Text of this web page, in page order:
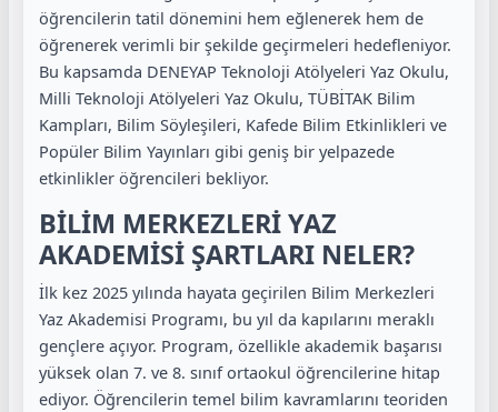
öğrencilerin tatil dönemini hem eğlenerek hem de
öğrenerek verimli bir şekilde geçirmeleri hedefleniyor.
Bu kapsamda DENEYAP Teknoloji Atölyeleri Yaz Okulu,
Milli Teknoloji Atölyeleri Yaz Okulu, TÜBİTAK Bilim
Kampları, Bilim Söyleşileri, Kafede Bilim Etkinlikleri ve
Popüler Bilim Yayınları gibi geniş bir yelpazede
etkinlikler öğrencileri bekliyor.
BİLİM MERKEZLERİ YAZ
AKADEMİSİ ŞARTLARI NELER?
İlk kez 2025 yılında hayata geçirilen Bilim Merkezleri
Yaz Akademisi Programı, bu yıl da kapılarını meraklı
gençlere açıyor. Program, özellikle akademik başarısı
yüksek olan 7. ve 8. sınıf ortaokul öğrencilerine hitap
ediyor. Öğrencilerin temel bilim kavramlarını teoriden